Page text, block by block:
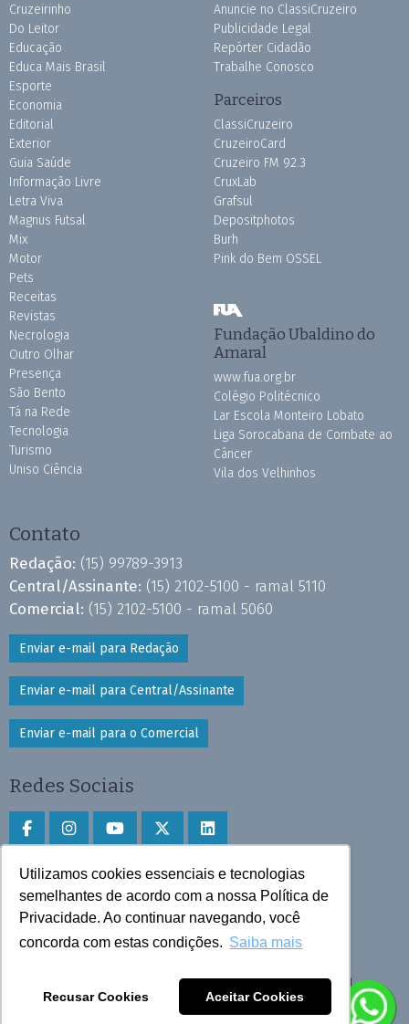
Utilizamos cookies essenciais e tecnologias
semelhantes de acordo com a nossa Política de
Privacidade. Ao continuar navegando, você
concorda com estas condições. Saiba mais
Recusar Cookies Aceitar Cookies
Cruzeirinho
Do Leitor
Educação
Educa Mais Brasil
Esporte
Economia
Editorial
Exterior
Guia Saúde
Informação Livre
Letra Viva
Magnus Futsal
Mix
Motor
Pets
Receitas
Revistas
Necrologia
Outro Olhar
Presença
São Bento
Tá na Rede
Tecnologia
Turismo
Uniso Ciência
Anuncie no ClassiCruzeiro
Publicidade Legal
Repórter Cidadão
Trabalhe Conosco
Parceiros
ClassiCruzeiro
CruzeiroCard
Cruzeiro FM 92.3
CruxLab
Grafsul
Depositphotos
Burh
Pink do Bem OSSEL
Fundação Ubaldino do
Amaral
www.fua.org.br
Colégio Politécnico
Lar Escola Monteiro Lobato
Liga Sorocabana de Combate ao
Câncer
Vila dos Velhinhos
Contato
Redação: (15) 99789-3913
Central/Assinante: (15) 2102-5100 - ramal 5110
Comercial: (15) 2102-5100 - ramal 5060
Enviar e-mail para Redação
Enviar e-mail para Central/Assinante
Enviar e-mail para o Comercial
Redes Sociais
Faça download do aplicativo
Play Store e App Store
Todos os direitos reservados © 2025 Cruzeiro do Sul